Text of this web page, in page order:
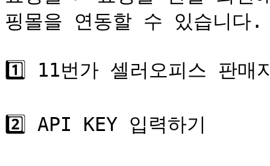
핑몰을 연동할 수 있습니다.
1️⃣ 11번가 셀러오피스 판매
2️⃣ API KEY 입력하기